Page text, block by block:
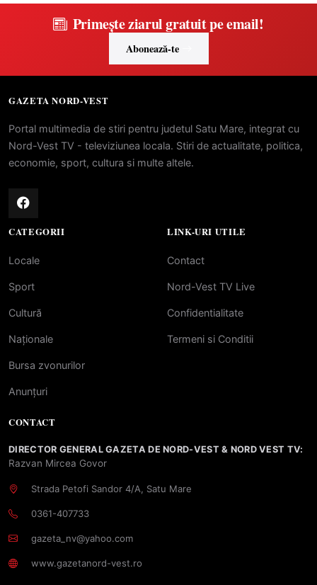
Primește ziarul gratuit pe email!
Abonează-te
GAZETA NORD-VEST
Portal multimedia de stiri pentru judetul Satu Mare, integrat cu
Nord-Vest TV - televiziunea locala. Stiri de actualitate, politica,
economie, sport, cultura si multe altele.
CATEGORII
Locale
Sport
Cultură
Naționale
Bursa zvonurilor
Anunțuri
LINK-URI UTILE
Contact
Nord-Vest TV Live
Confidentialitate
Termeni si Conditii
CONTACT
DIRECTOR GENERAL GAZETA DE NORD-VEST & NORD VEST TV:
Razvan Mircea Govor
Strada Petofi Sandor 4/A, Satu Mare
0361-407733
gazeta_nv@yahoo.com
www.gazetanord-vest.ro